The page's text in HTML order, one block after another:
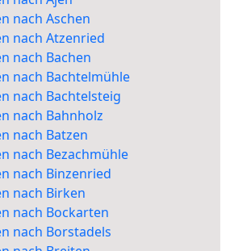
nach Aschen
nach Atzenried
nach Bachen
nach Bachtelmühle
nach Bachtelsteig
nach Bahnholz
nach Batzen
nach Bezachmühle
nach Binzenried
nach Birken
nach Bockarten
nach Borstadels